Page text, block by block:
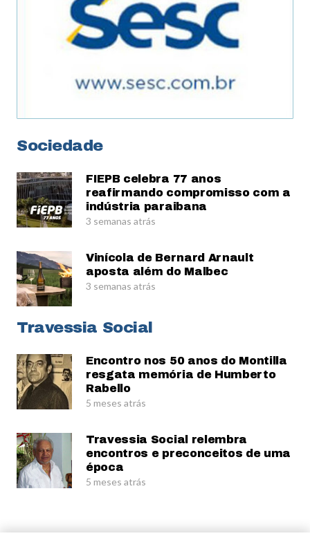
Sociedade
FIEPB celebra 77 anos
reafirmando compromisso com a
indústria paraibana
3 semanas atrás
Vinícola de Bernard Arnault
aposta além do Malbec
3 semanas atrás
Travessia Social
Encontro nos 50 anos do Montilla
resgata memória de Humberto
Rabello
5 meses atrás
Travessia Social relembra
encontros e preconceitos de uma
época
5 meses atrás